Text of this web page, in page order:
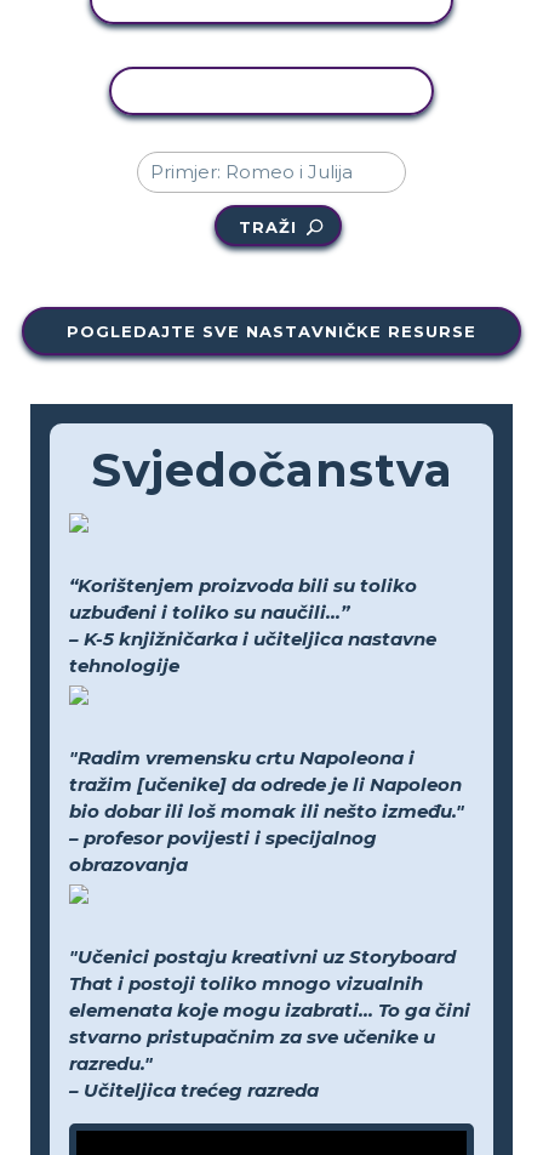
TRAŽI
POGLEDAJTE SVE NASTAVNIČKE RESURSE
Svjedočanstva
“Korištenjem proizvoda bili su toliko
uzbuđeni i toliko su naučili...”
– K-5 knjižničarka i učiteljica nastavne
tehnologije
"Radim vremensku crtu Napoleona i
tražim [učenike] da odrede je li Napoleon
bio dobar ili loš momak ili nešto između."
– profesor povijesti i specijalnog
obrazovanja
"Učenici postaju kreativni uz Storyboard
That i postoji toliko mnogo vizualnih
elemenata koje mogu izabrati... To ga čini
stvarno pristupačnim za sve učenike u
razredu."
– Učiteljica trećeg razreda